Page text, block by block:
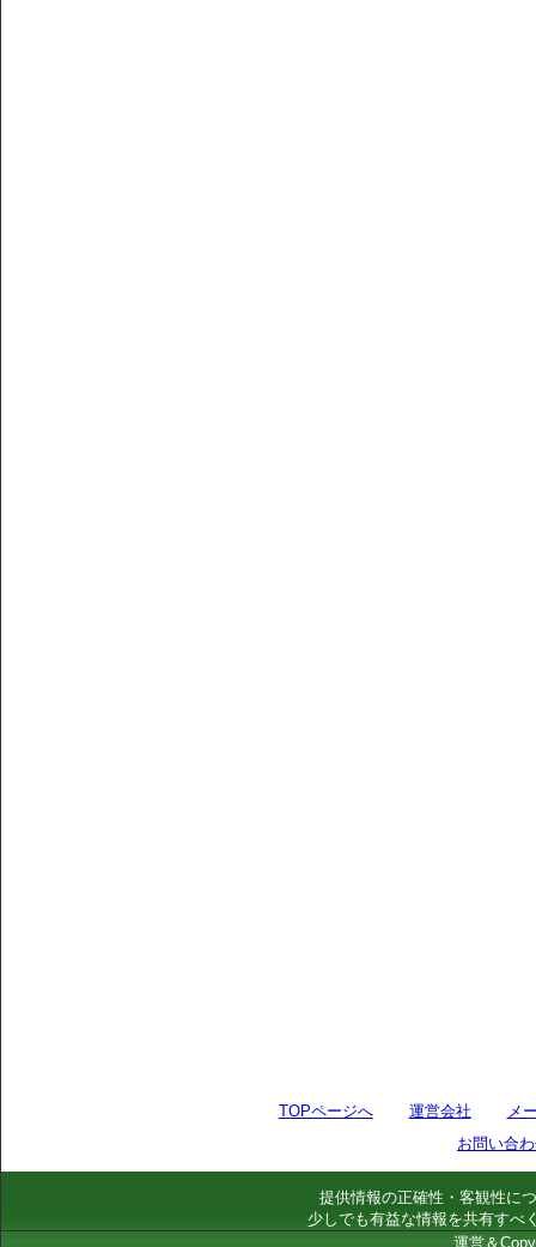
TOPページへ 運営会社
メ
お問い合
提供情報の正確性・客観性に
少しでも有益な情報を共有すべ
運営＆